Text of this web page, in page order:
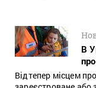
В
Відтепер місцем